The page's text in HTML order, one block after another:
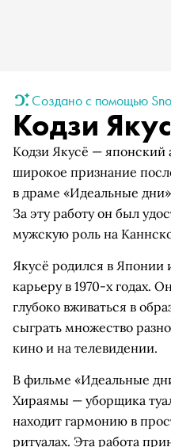
Создано с помощью
Кодзи
Кодзи Якусё — японский
широкое признание
в драме «Идеальные
За эту работу он был
мужскую роль на
Якусё родился в Японии
карьеру в 1970-х годах.
глубоко вживаться в
сыграть множество
кино и на телевидении.
В фильме «Идеальные
Хираямы — уборщика
находит гармонию в
ритуалах. Эта работа